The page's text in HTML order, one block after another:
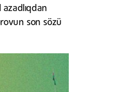
son sözü